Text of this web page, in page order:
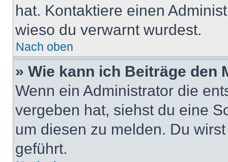
hat. Kontaktiere einen
wieso du verwarnt wurdest.
Nach oben
» Wie kann ich Beiträge den
Wenn ein Administrator die
vergeben hat, siehst du eine
um diesen zu melden. Du
geführt.